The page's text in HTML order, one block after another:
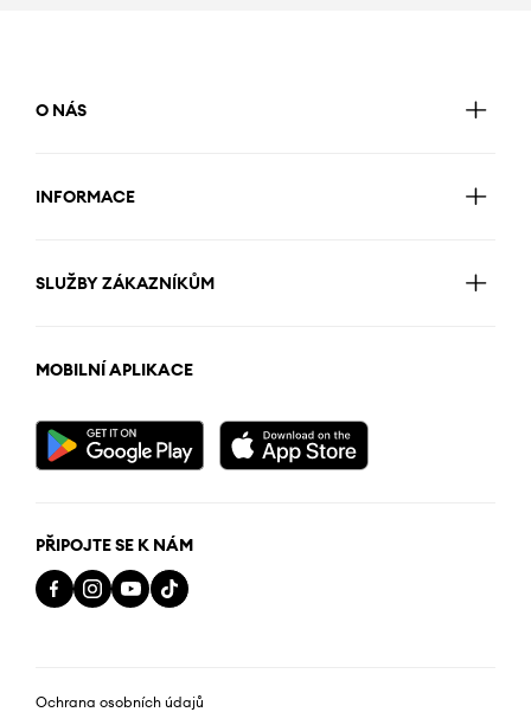
O NÁS
INFORMACE
SLUŽBY ZÁKAZNÍKŮM
MOBILNÍ APLIKACE
PŘIPOJTE SE K NÁM
Ochrana osobních údajů